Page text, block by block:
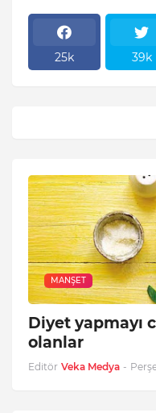
25k 39k
MANŞET
Diyet yapmayı
olanlar
Editör Veka Medya -